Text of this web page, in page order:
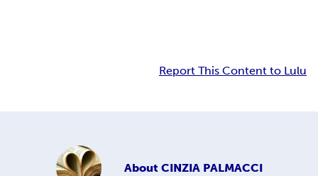
Report This Content to Lulu
About CINZIA PALMACCI